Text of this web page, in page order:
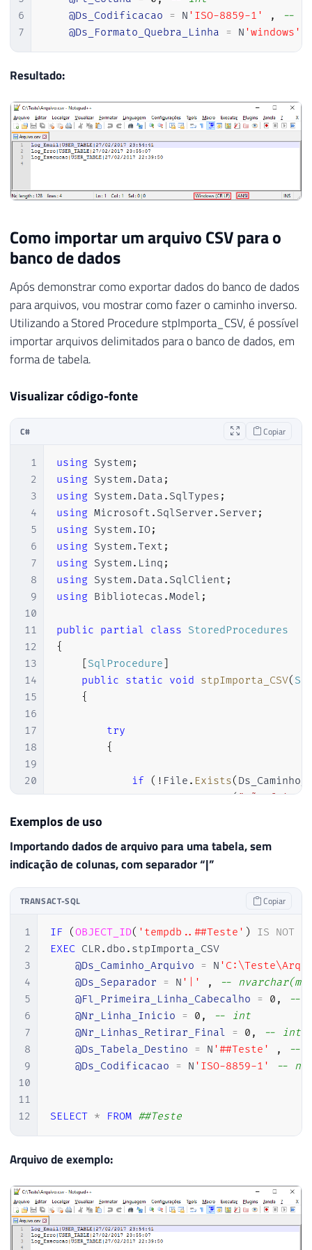
59
60
62
63
64
65
68
70
71
73
74
75
76
77
80
81
82
92
102
105
107
108
109
110
112
113
114
115
116
117
118
119
120
121
122
123
124
125
using (var cmd
using (var
{
for
}
                                    sw
.
{
}
}
}
}
}
                    Retorno
. Mensagem
}
catch
Exception e
{
}
}
}
6
7
@Ds_Codificacao = N 'ISO-8859-1' ,
--
@Ds_Formato_Quebra_Linha = N 'windows'
Resultado:
Como importar um arquivo CSV para o
banco de dados
Após demonstrar como exportar dados do banco de dados
para arquivos, vou mostrar como fazer o caminho inverso.
Utilizando a Stored Procedure stpImporta_CSV, é possível
importar arquivos delimitados para o banco de dados, em
forma de tabela.
Visualizar código-fonte
C# Copiar
1
2
3
4
5
6
7
8
9
10
11
12
13
14
15
16
17
18
19
20
21
23
24
25
27
29
30
31
32
33
34
35
36
37
38
39
40
43
44
45
46
47
using System;
using System. Data ;
using System. Data . SqlTypes ;
using Microsoft . SqlServer . Server ;
using System. IO;
using System.Text ;
using System. Linq ;
using System. Data . SqlClient ;
using Bibliotecas .Model ;
public partial class StoredProcedures
{
[SqlProcedure]
public static void stpImporta_CSV(
{
try
{
if ( ! File . Exists(
                Retorno
.Erro("Não foi
var encoding = (
if (Ds_Codificacao
var arrLinhas = File .
string[] cabecalho;
string ] linha
;
var nrLinhas = arrLinhas
var nrLinhaInicioLeitura =
if (nrLinhasRetirarLeitura
                nrLinhasRetirarLeitura
Exemplos de uso
Importando dados de arquivo para uma tabela, sem
indicação de colunas, com separador “|”
TRANSACT-SQL Copiar
1
2
3
4
5
6
7
8
9
10
11
12
IF (OBJECT_ID( 'tempdb..##Teste' ) IS NOT
EXEC CLR. dbo . stpImporta_CSV
@Ds_Caminho_Arquivo = N
@Ds_Separador = N '|' ,
--
@Fl_Primeira_Linha_Cabecalho = 0 ,
--
@Nr_Linha_Inicio = 0 ,
-- int
@Nr_Linhas_Retirar_Final = 0 ,
-- int
@Ds_Tabela_Destino = N '##Teste' ,
--
@Ds_Codificacao = N 'ISO-8859-1' --
SELECT * FROM ##Teste
Arquivo de exemplo: